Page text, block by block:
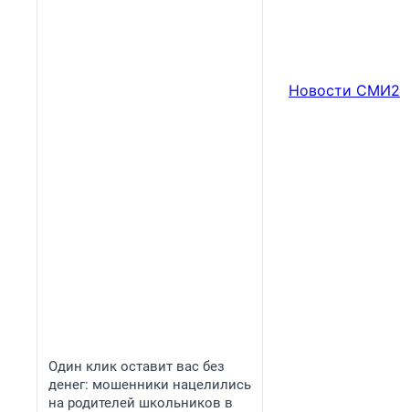
Один клик оставит вас без
денег: мошенники нацелились
на родителей школьников в
Новости СМИ2